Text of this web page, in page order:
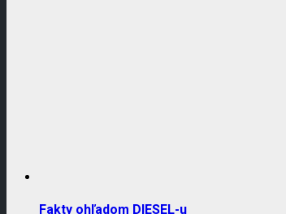
Fakty ohľadom DIESEL-u